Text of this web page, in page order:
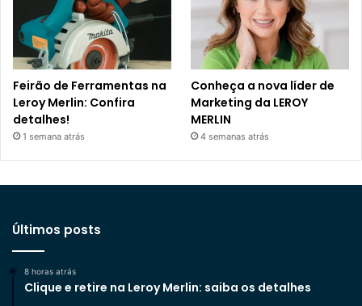
Feirão de Ferramentas na
Leroy Merlin: Confira
detalhes!
1 semana atrás
Conheça a nova líder de
Marketing da LEROY
MERLIN
4 semanas atrás
Últimos posts
8 horas atrás
Clique e retire na Leroy Merlin: saiba os detalhes